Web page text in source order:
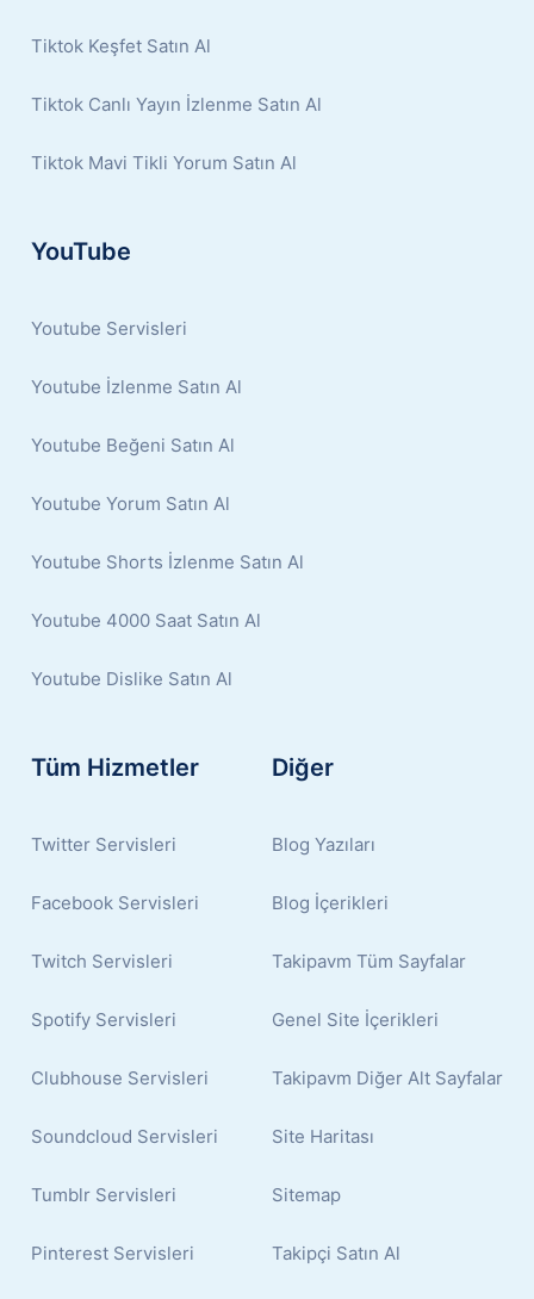
Tiktok Keşfet Satın Al
Tiktok Canlı Yayın İzlenme Satın Al
Tiktok Mavi Tikli Yorum Satın Al
YouTube
Youtube Servisleri
Youtube İzlenme Satın Al
Youtube Beğeni Satın Al
Youtube Yorum Satın Al
Youtube Shorts İzlenme Satın Al
Youtube 4000 Saat Satın Al
Youtube Dislike Satın Al
Tüm Hizmetler
Twitter Servisleri
Facebook Servisleri
Twitch Servisleri
Spotify Servisleri
Clubhouse Servisleri
Soundcloud Servisleri
Tumblr Servisleri
Pinterest Servisleri
Diğer
Blog Yazıları
Blog İçerikleri
Takipavm Tüm Sayfalar
Genel Site İçerikleri
Takipavm Diğer Alt Sayfalar
Site Haritası
Sitemap
Takipçi Satın Al